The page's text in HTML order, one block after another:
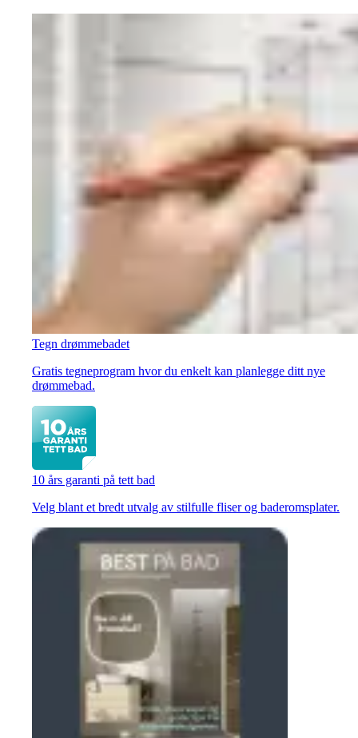
Tegn drømmebadet
Gratis tegneprogram hvor du enkelt kan planlegge ditt nye
drømmebad.
10 års garanti på tett bad
Velg blant et bredt utvalg av stilfulle fliser og baderomsplater.